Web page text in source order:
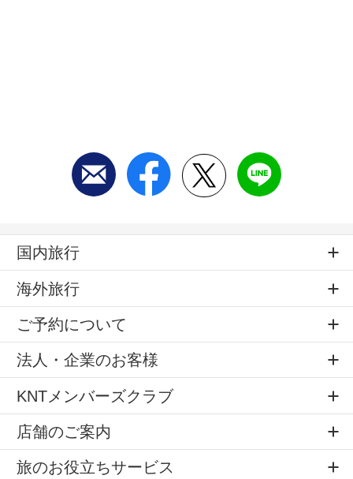
国内旅行
海外旅行
ご予約について
法人・企業のお客様
KNTメンバーズクラブ
店舗のご案内
旅のお役立ちサービス